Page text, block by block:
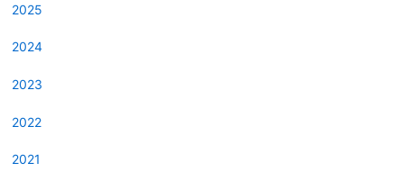
2025
2024
2023
2022
2021